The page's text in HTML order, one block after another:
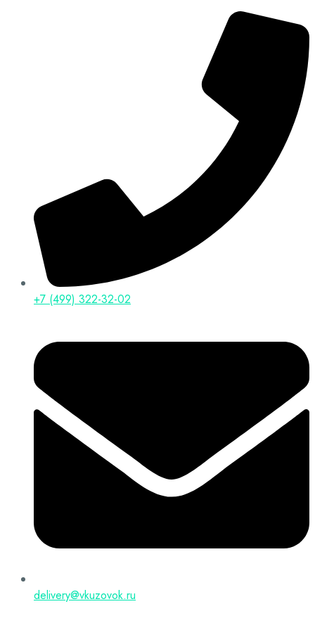
+7 (499) 322-32-02
delivery@vkuzovok.ru